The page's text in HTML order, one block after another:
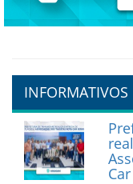
INFORMATIVOS